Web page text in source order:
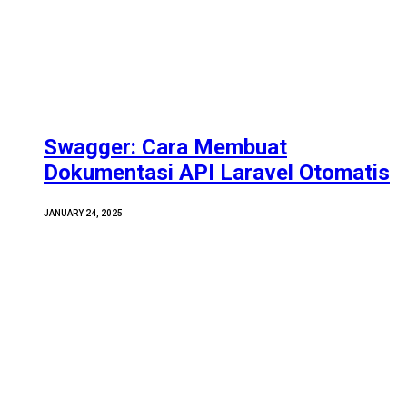
Swagger: Cara Membuat
Dokumentasi API Laravel Otomatis
JANUARY 24, 2025